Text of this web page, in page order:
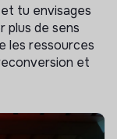
tu envisages
plus de sens
les ressources
et